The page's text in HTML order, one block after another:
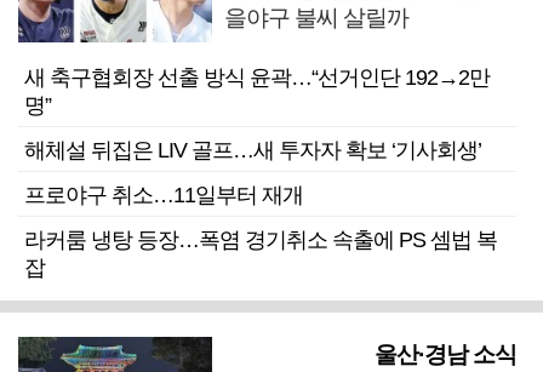
을야구 불씨 살릴까
새 축구협회장 선출 방식 윤곽…“선거인단 192→2만
명”
해체설 뒤집은 LIV 골프…새 투자자 확보 ‘기사회생’
프로야구 취소…11일부터 재개
라커룸 냉탕 등장…폭염 경기취소 속출에 PS 셈법 복
잡
울산·경남 소식